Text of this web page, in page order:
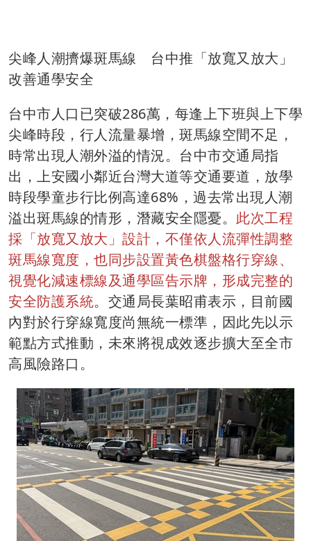
尖峰人潮擠爆斑馬線 台中推「放寬又放大」
改善通學安全
台中市人口已突破286萬，每逢上下班與上下學
尖峰時段，行人流量暴增，斑馬線空間不足，
時常出現人潮外溢的情況。台中市交通局指
出，上安國小鄰近台灣大道等交通要道，放學
時段學童步行比例高達68%，過去常出現人潮
溢出斑馬線的情形，潛藏安全隱憂。 此次工程
採「放寬又放大」設計，不僅依人流彈性調整
斑馬線寬度，也同步設置黃色棋盤格行穿線、
視覺化減速標線及通學區告示牌，形成完整的
安全防護系統。交通局長葉昭甫表示，目前國
內對於行穿線寬度尚無統一標準，因此先以示
範點方式推動，未來將視成效逐步擴大至全市
高風險路口。